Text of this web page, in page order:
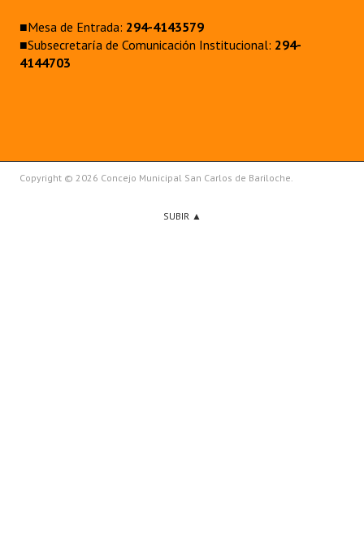
■Mesa de Entrada: 294-4143579
■Subsecretaría de Comunicación Institucional: 294-
4144703
Copyright © 2026 Concejo Municipal San Carlos de Bariloche.
SUBIR ▲